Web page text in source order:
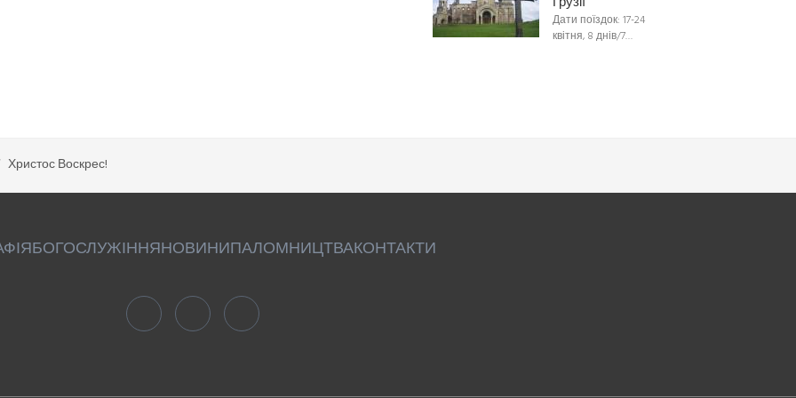
Дати поїздок: 17-24
квітня, 8 днів/7…
Христос Воскрес!
БОГОСЛУЖІННЯНОВИНИПАЛОМНИЦТВАКОНТАКТИ